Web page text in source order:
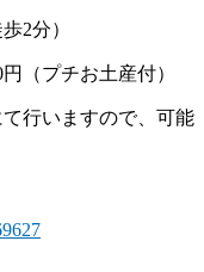
2分）
プチお土産付）
行いますので、可能